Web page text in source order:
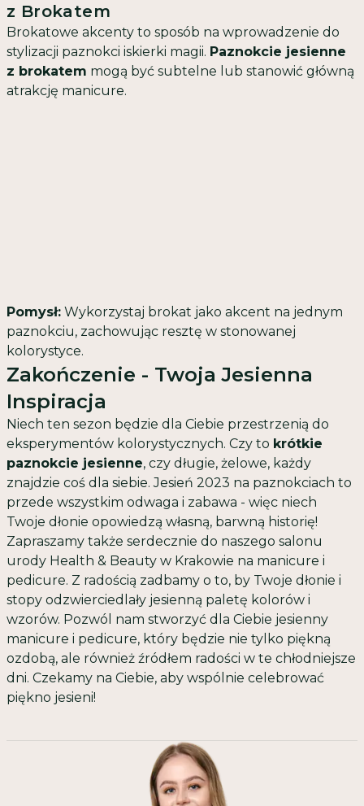
z Brokatem
Brokatowe akcenty to sposób na wprowadzenie do
stylizacji paznokci iskierki magii. Paznokcie jesienne
z brokatem mogą być subtelne lub stanowić główną
atrakcję manicure.
Pomysł: Wykorzystaj brokat jako akcent na jednym
paznokciu, zachowując resztę w stonowanej
kolorystyce.
Zakończenie - Twoja Jesienna
Inspiracja
Niech ten sezon będzie dla Ciebie przestrzenią do
eksperymentów kolorystycznych. Czy to krótkie
paznokcie jesienne, czy długie, żelowe, każdy
znajdzie coś dla siebie. Jesień 2023 na paznokciach to
przede wszystkim odwaga i zabawa - więc niech
Twoje dłonie opowiedzą własną, barwną historię!
Zapraszamy także serdecznie do naszego salonu
urody Health & Beauty w Krakowie na manicure i
pedicure. Z radością zadbamy o to, by Twoje dłonie i
stopy odzwierciedlały jesienną paletę kolorów i
wzorów. Pozwól nam stworzyć dla Ciebie jesienny
manicure i pedicure, który będzie nie tylko piękną
ozdobą, ale również źródłem radości w te chłodniejsze
dni. Czekamy na Ciebie, aby wspólnie celebrować
piękno jesieni!